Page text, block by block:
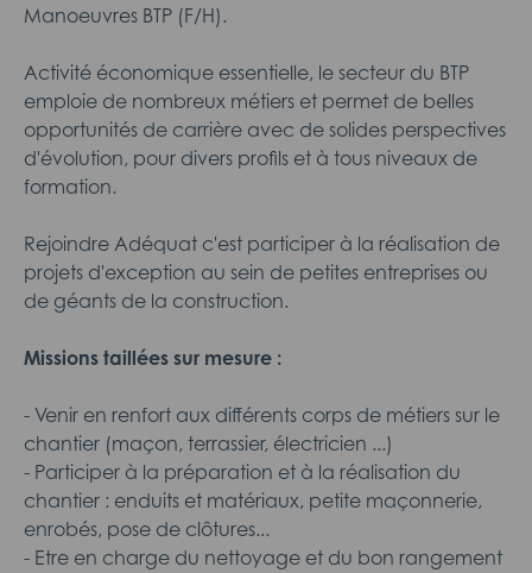
Manoeuvres BTP (F/H).
Activité économique essentielle, le secteur du BTP
emploie de nombreux métiers et permet de belles
opportunités de carrière avec de solides perspectives
d'évolution, pour divers profils et à tous niveaux de
formation.
Rejoindre Adéquat c'est participer à la réalisation de
projets d'exception au sein de petites entreprises ou
de géants de la construction.
Missions taillées sur mesure :
- Venir en renfort aux différents corps de métiers sur le
chantier (maçon, terrassier, électricien ...)
- Participer à la préparation et à la réalisation du
chantier : enduits et matériaux, petite maçonnerie,
enrobés, pose de clôtures...
- Etre en charge du nettoyage et du bon rangement